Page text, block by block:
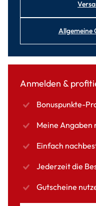
Allgemeine
Anmelden &
Bonuspunkte-
Meine Angaben
Einfach
Jederzeit die
Gutscheine